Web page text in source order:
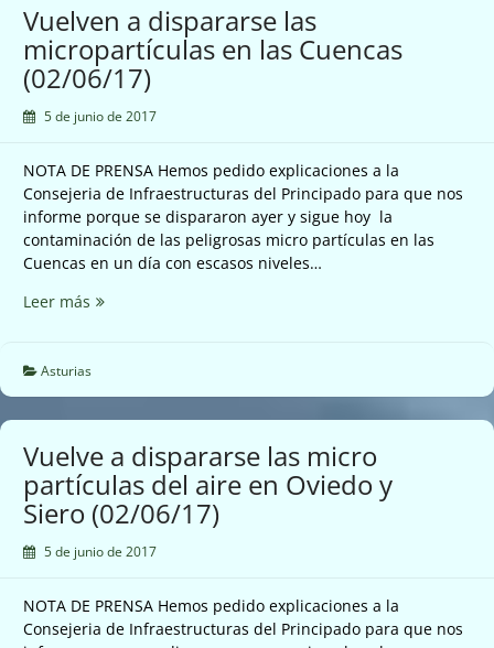
en
Avilés
(03/06/17)
Vuelven a dispararse las
micropartículas en las Cuencas
(02/06/17)
5 de junio de 2017
NOTA DE PRENSA Hemos pedido explicaciones a la
Consejeria de Infraestructuras del Principado para que nos
informe porque se dispararon ayer y sigue hoy la
contaminación de las peligrosas micro partículas en las
Cuencas en un día con escasos niveles…
Leer más Vuelven
las
micropartículas
en
Cuencas
(02/06/17)
Asturias
Vuelve a dispararse las micro
partículas del aire en Oviedo y
Siero (02/06/17)
5 de junio de 2017
NOTA DE PRENSA Hemos pedido explicaciones a la
Consejeria de Infraestructuras del Principado para que nos